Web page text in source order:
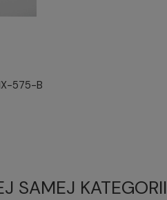
575-B
SAMEJ KATEGORII